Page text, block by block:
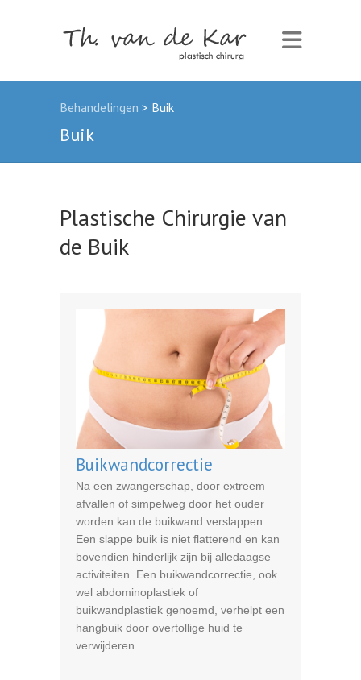
Behandelingen > Buik
Buik
Plastische Chirurgie van
de Buik
Buikwandcorrectie
Na een zwangerschap, door extreem
afvallen of simpelweg door het ouder
worden kan de buikwand verslappen.
Een slappe buik is niet flatterend en kan
bovendien hinderlijk zijn bij alledaagse
activiteiten. Een buikwandcorrectie, ook
wel abdominoplastiek of
buikwandplastiek genoemd, verhelpt een
hangbuik door overtollige huid te
verwijderen...